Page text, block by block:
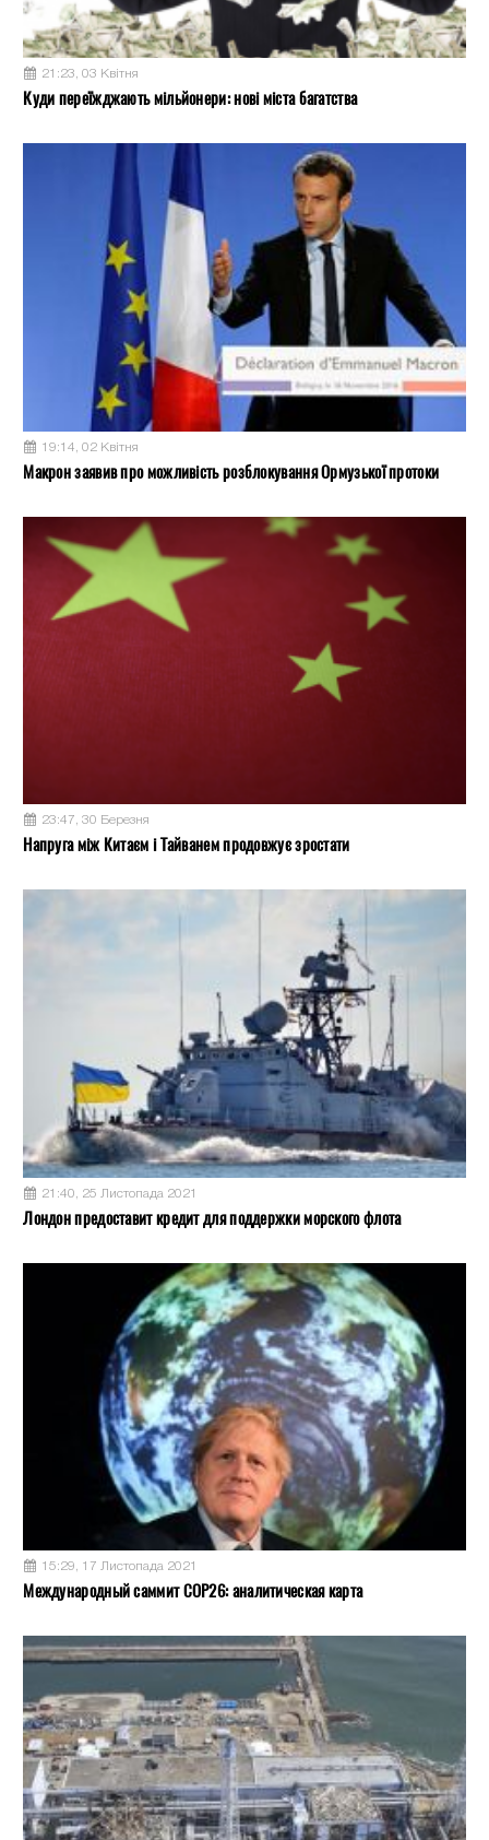
21:23, 03 Квітня
Куди переїжджають мільйонери: нові міста багатства
19:14, 02 Квітня
Макрон заявив про можливість розблокування Ормузької протоки
23:47, 30 Березня
Напруга між Китаєм і Тайванем продовжує зростати
21:40, 25 Листопада 2021
Лондон предоставит кредит для поддержки морского флота
15:29, 17 Листопада 2021
Международный саммит COP26: аналитическая карта